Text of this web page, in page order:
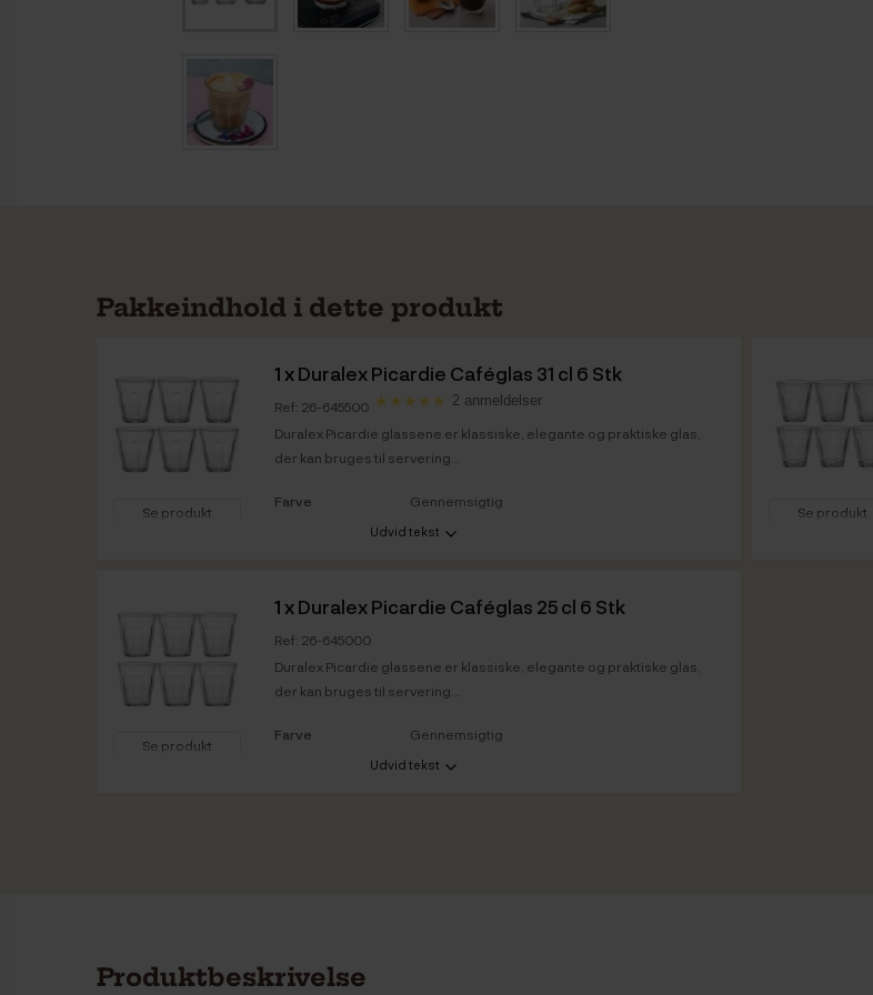
Pakkeindhold i dette produkt
Se produkt
1 xDuralex Picardie Caféglas 31 cl 6 Stk
Ref: 26-645500 2 anmeldelser
Duralex Picardie glassene er klassiske, elegante og praktiske glas,
der kan bruges til servering...
Farve Gennemsigtig
Udvid tekst
Se produkt
Se produkt
1 xDuralex Picardie Caféglas 25 cl 6 Stk
Ref: 26-645000
Duralex Picardie glassene er klassiske, elegante og praktiske glas,
der kan bruges til servering...
Farve Gennemsigtig
Udvid tekst
Produktbeskrivelse